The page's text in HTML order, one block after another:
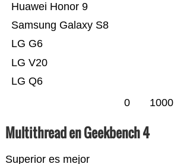
LG Q6
LG V20
LG G6
Samsung Galaxy S8
Huawei Honor 9
0 1000
Multithread en Geekbench 4
Superior es mejor